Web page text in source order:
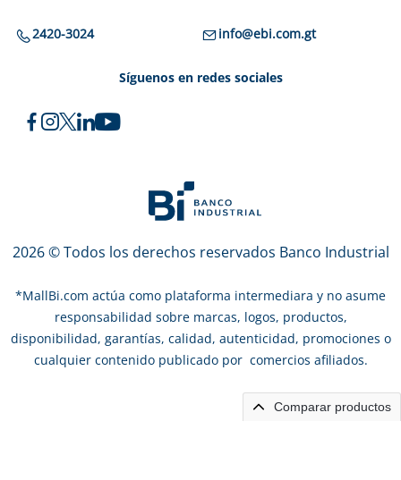
2420-3024 info@ebi.com.gt
Síguenos en redes sociales
2026 © Todos los derechos reservados Banco Industrial
*MallBi.com actúa como plataforma intermediara y no asume
responsabilidad sobre marcas, logos, productos,
disponibilidad, garantías, calidad, autenticidad, promociones o
cualquier contenido publicado por comercios afiliados.
Comparar productos